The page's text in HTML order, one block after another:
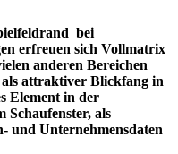
bei
erfreuen sich Vollmatrix
anderen Bereichen
attraktiver Blickfang in
Element in der
Schaufenster, als
und Unternehmensdaten